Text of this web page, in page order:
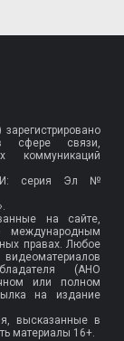
сфере связи,
коммуникаций
серия Эл №
на сайте,
международным
правах. Любое
(АНО
или полном
на издание
высказанные в
материалы 16+.